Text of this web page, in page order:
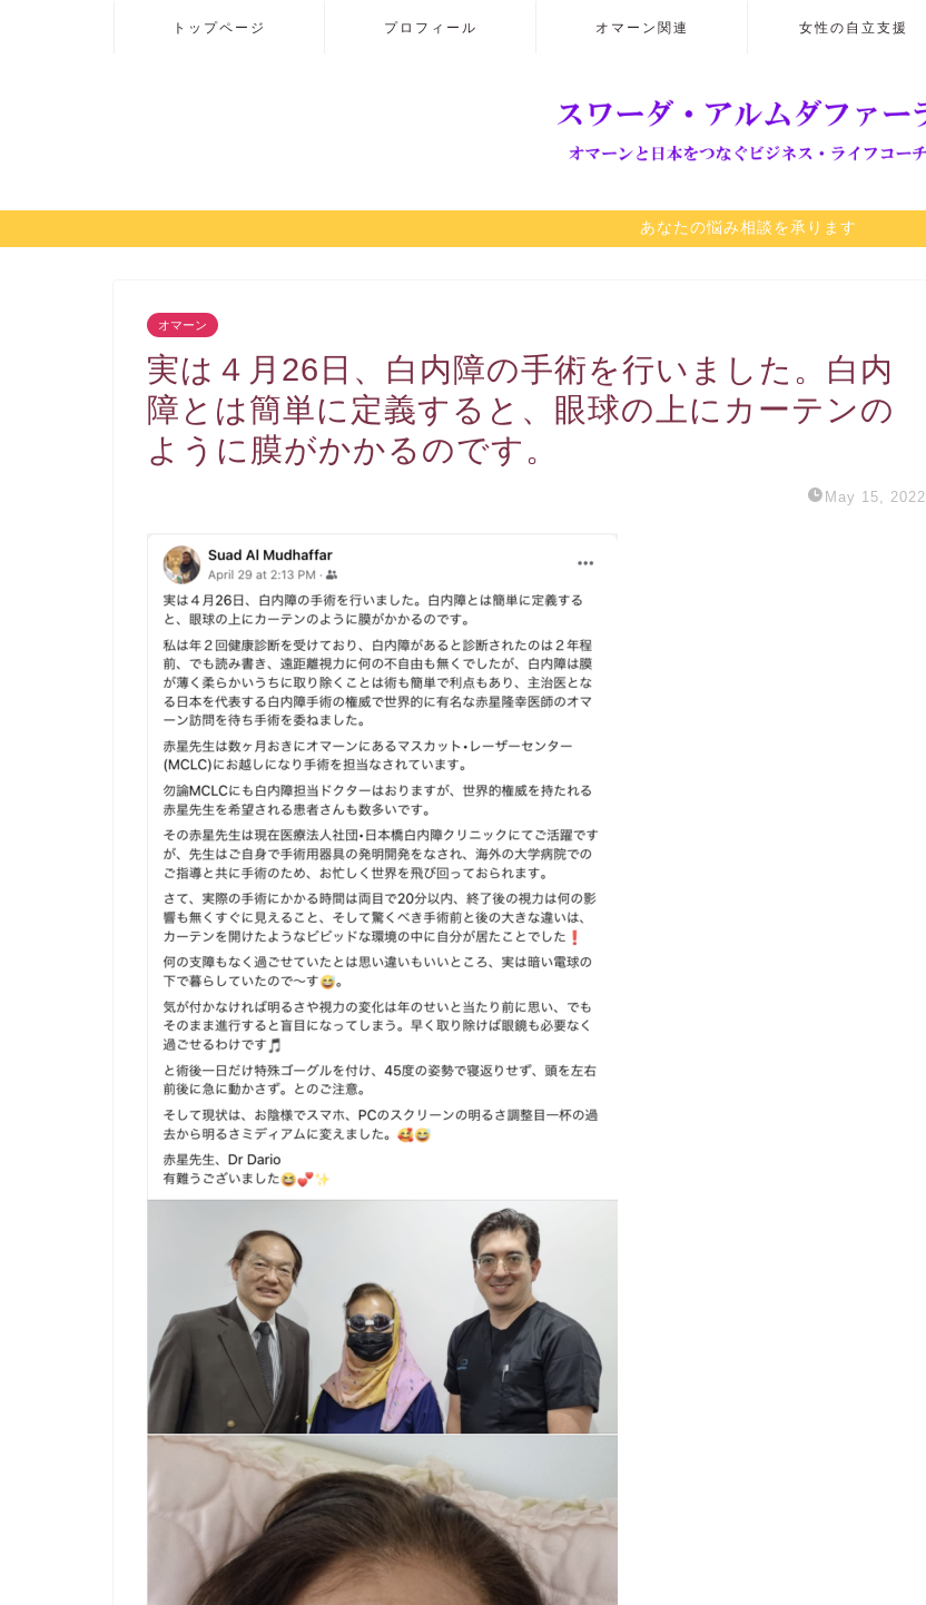
トップページ プロフィール オマーン関連 女性の自立支援
あなたの悩み相談を承ります
オマーン
実は４月26日、白内障の手術を行いました。白内
障とは簡単に定義すると、眼球の上にカーテンの
ように膜がかかるのです。
May 15, 2022